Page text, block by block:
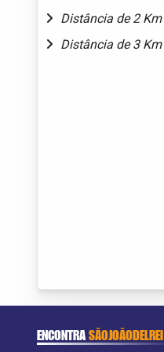
Distância de 2 Km
Distância de 3 Km
ENCONTRASÃOJOÃODELREI